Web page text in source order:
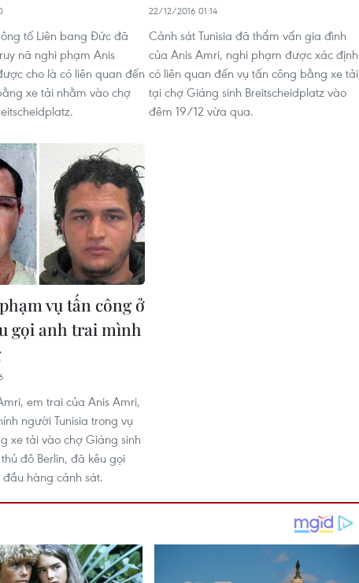
tố Liên bang Đức đã
nã nghi phạm Anis
cho là có liên quan đến
xe tải nhằm vào chợ
22/12/2016 01:14
Cảnh sát Tunisia đã thẩm vấn gia đình
của Anis Amri, nghi phạm được xác định
có liên quan đến vụ tấn công bằng xe tải
tại chợ Giáng sinh Breitscheidplatz vào
đêm 19/12 vừa qua.
vụ tấn công ở
gọi anh trai mình
em trai của Anis Amri,
người Tunisia trong vụ
xe tải vào chợ Giáng sinh
đô Berlin, đã kêu gọi
hàng cảnh sát.